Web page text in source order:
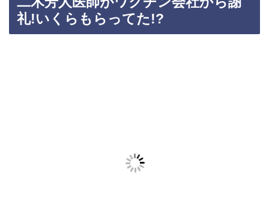
礼!いくらもらってた!?